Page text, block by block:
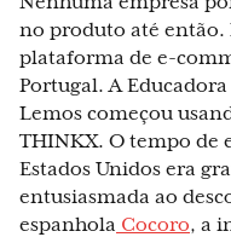
no produto até então.
plataforma de e-
Portugal. A
Lemos começou
THINKX. O tempo de
Estados Unidos era
entusiasmada ao
espanhola Cocoro, a